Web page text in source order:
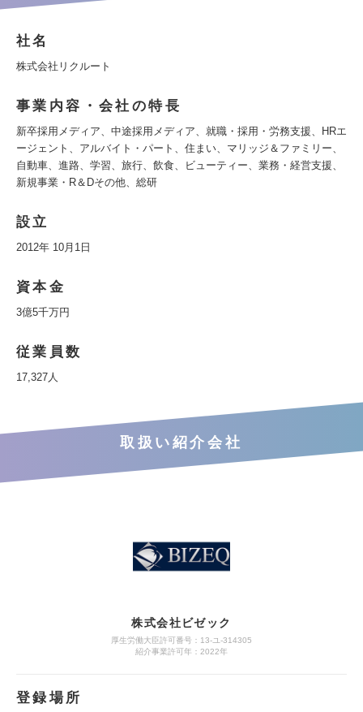
社名
株式会社リクルート
事業内容・会社の特長
新卒採用メディア、中途採用メディア、就職・採用・労務支援、HRエ
ージェント、アルバイト・パート、住まい、マリッジ＆ファミリー、
自動車、進路、学習、旅行、飲食、ビューティー、業務・経営支援、
新規事業・R＆Dその他、総研
設立
2012年 10月1日
資本金
3億5千万円
従業員数
17,327人
取扱い紹介会社
株式会社ビゼック
厚生労働大臣許可番号：13-ユ-314305
紹介事業許可年：2022年
登録場所